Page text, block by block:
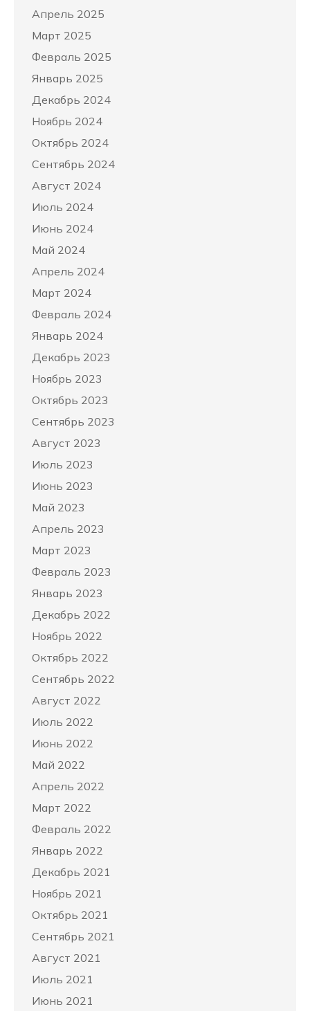
Апрель 2025
Март 2025
Февраль 2025
Январь 2025
Декабрь 2024
Ноябрь 2024
Октябрь 2024
Сентябрь 2024
Август 2024
Июль 2024
Июнь 2024
Май 2024
Апрель 2024
Март 2024
Февраль 2024
Январь 2024
Декабрь 2023
Ноябрь 2023
Октябрь 2023
Сентябрь 2023
Август 2023
Июль 2023
Июнь 2023
Май 2023
Апрель 2023
Март 2023
Февраль 2023
Январь 2023
Декабрь 2022
Ноябрь 2022
Октябрь 2022
Сентябрь 2022
Август 2022
Июль 2022
Июнь 2022
Май 2022
Апрель 2022
Март 2022
Февраль 2022
Январь 2022
Декабрь 2021
Ноябрь 2021
Октябрь 2021
Сентябрь 2021
Август 2021
Июль 2021
Июнь 2021